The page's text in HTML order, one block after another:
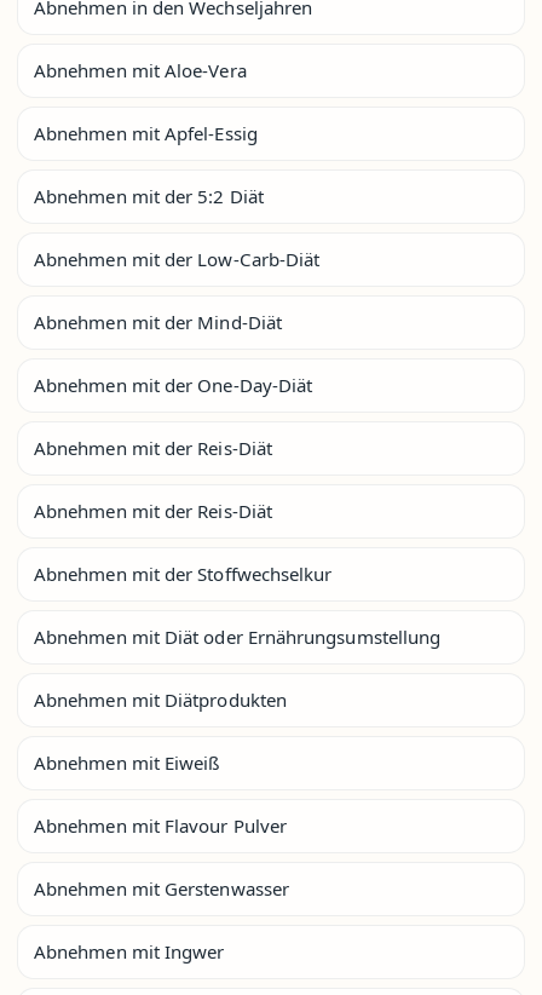
Abnehmen in den Wechseljahren
Abnehmen mit Aloe-Vera
Abnehmen mit Apfel-Essig
Abnehmen mit der 5:2 Diät
Abnehmen mit der Low-Carb-Diät
Abnehmen mit der Mind-Diät
Abnehmen mit der One-Day-Diät
Abnehmen mit der Reis-Diät
Abnehmen mit der Reis-Diät
Abnehmen mit der Stoffwechselkur
Abnehmen mit Diät oder Ernährungsumstellung
Abnehmen mit Diätprodukten
Abnehmen mit Eiweiß
Abnehmen mit Flavour Pulver
Abnehmen mit Gerstenwasser
Abnehmen mit Ingwer